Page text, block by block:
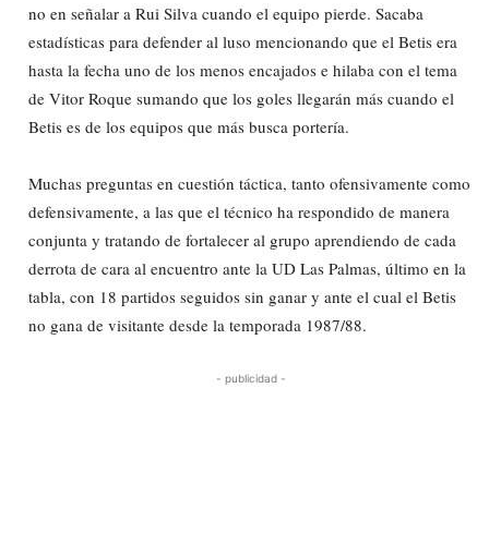
no en señalar a Rui Silva cuando el equipo pierde. Sacaba
estadísticas para defender al luso mencionando que el Betis era
hasta la fecha uno de los menos encajados e hilaba con el tema
de Vitor Roque sumando que los goles llegarán más cuando el
Betis es de los equipos que más busca portería.
Muchas preguntas en cuestión táctica, tanto ofensivamente como
defensivamente, a las que el técnico ha respondido de manera
conjunta y tratando de fortalecer al grupo aprendiendo de cada
derrota de cara al encuentro ante la UD Las Palmas, último en la
tabla, con 18 partidos seguidos sin ganar y ante el cual el Betis
no gana de visitante desde la temporada 1987/88.
- publicidad -